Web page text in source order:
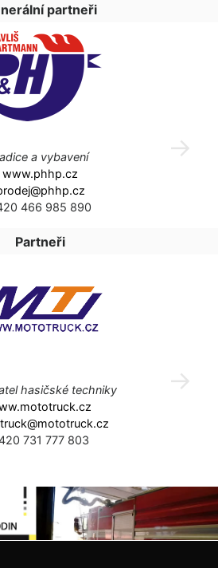
partneři
a vybavení
www.phhp.cz
466 985 890
Partneři
hasičské techniky
731 777 803